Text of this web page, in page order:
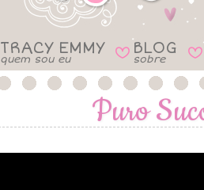
TRACY EMMY
quem sou eu B BLOG
sobre B
Puro